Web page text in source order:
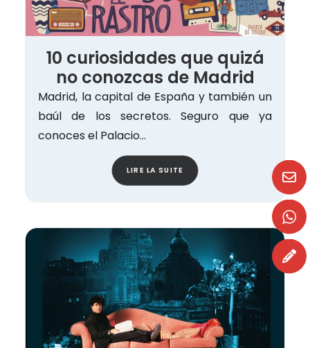
10 curiosidades que quizá
no conozcas de Madrid
Madrid, la capital de España y también un
baúl de los secretos. Seguro que ya
conoces el Palacio…
LIRE LA SUITE